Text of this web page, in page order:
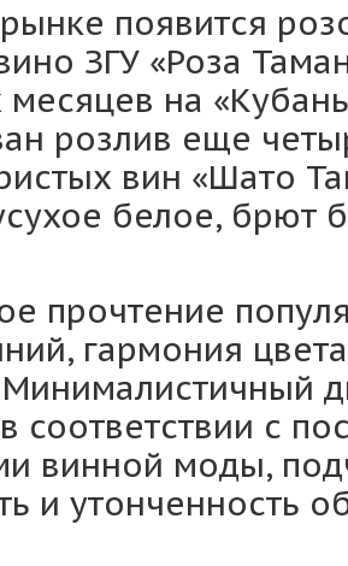
появится
ЗГУ «Роза
месяцев на
розлив еще
вин «Шато
белое, брют
прочтение
гармония
соответствии с
винной моды,
и утонченность